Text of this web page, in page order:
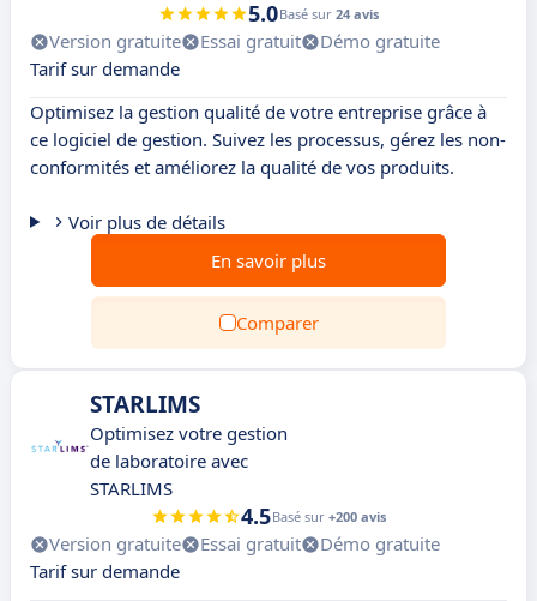
5.0Basé sur 24 avis
Version gratuite Essai gratuit
Démo gratuite
Tarif sur demande
Optimisez la gestion qualité de votre entreprise grâce à
ce logiciel de gestion. Suivez les processus, gérez les non-
conformités et améliorez la qualité de vos produits.
Voir plus de détails
En savoir plus
Comparer
STARLIMS
Optimisez votre gestion
de laboratoire avec
STARLIMS
4.5Basé sur +200 avis
Version gratuite Essai gratuit
Démo gratuite
Tarif sur demande